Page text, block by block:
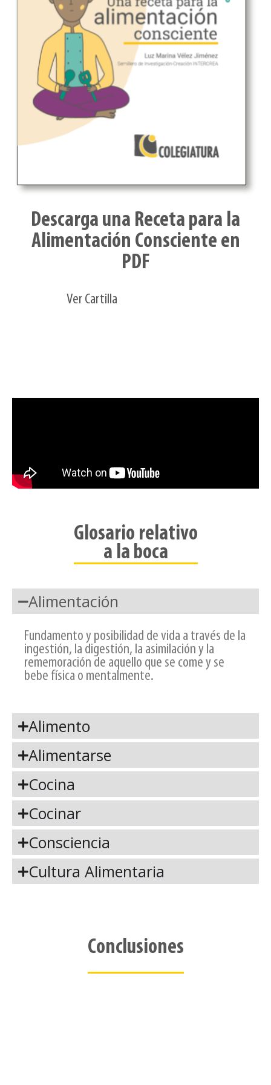
Descarga una Receta para la
Alimentación Consciente en
PDF
Ver Cartilla
Glosario relativo
a la boca
Alimentación
Fundamento y posibilidad de vida a través de la
ingestión, la digestión, la asimilación y la
rememoración de aquello que se come y se
bebe física o mentalmente.
Alimento
Alimentarse
Cocina
Cocinar
Consciencia
Cultura Alimentaria
Conclusiones